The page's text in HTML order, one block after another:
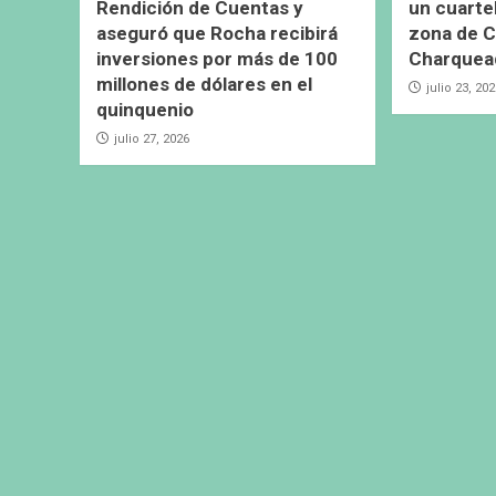
Rendición de Cuentas y
aseguró que Rocha recibirá
inversiones por más de 100
millones de dólares en el
quinquenio
julio 27, 2026
un
zona de
julio 23,